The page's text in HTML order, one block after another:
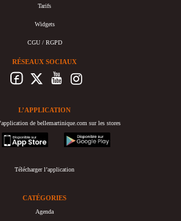
Tarifs
Widgets
CGU / RGPD
RÉSEAUX SOCIAUX
L’APPLICATION
de bellemartinique.com sur les stores
appstore
googleplay
Télécharger l’application
CATÉGORIES
Agenda